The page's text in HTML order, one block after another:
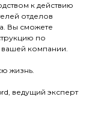
к действию
отделов
Вы сможете
по
компании.
жизнь.
ведущий эксперт